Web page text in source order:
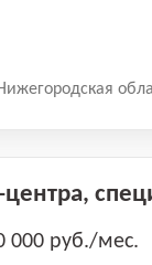
000 руб./мес.